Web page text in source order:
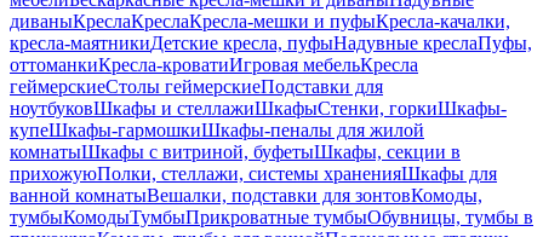
диваныКреслаКреслаКресла-мешки и пуфыКресла-качалки,
кресла-маятникиДетские кресла, пуфыНадувные креслаПуфы,
оттоманкиКресла-кроватиИгровая мебельКресла
геймерскиеСтолы геймерскиеПодставки для
ноутбуковШкафы и стеллажиШкафыСтенки, горкиШкафы-
купеШкафы-гармошкиШкафы-пеналы для жилой
комнатыШкафы с витриной, буфетыШкафы, секции в
прихожуюПолки, стеллажи, системы храненияШкафы для
ванной комнатыВешалки, подставки для зонтовКомоды,
тумбыКомодыТумбыПрикроватные тумбыОбувницы, тумбы в